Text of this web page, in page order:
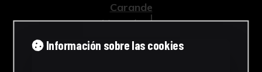
manecillas adoptan forma de pinza, mano,
garras... y su presión a menudo se regula
mediante una virola o abrazadera. La varilla
normalmente está formada por dos barritas
Carande
Ver más
Información sobre las cookies